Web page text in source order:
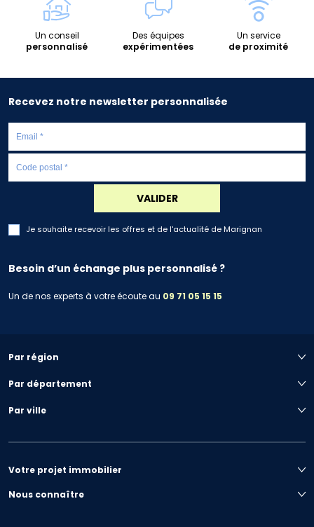
Un conseil
personnalisé
Des équipes
expérimentées
Un service
de proximité
Recevez notre newsletter personnalisée
VALIDER
Je souhaite recevoir les offres et de l'actualité de Marignan
Besoin d’un échange plus personnalisé ?
Un de nos experts à votre écoute au 09 71 05 15 15
Par région
Par département
Par ville
Votre projet immobilier
Nous connaître